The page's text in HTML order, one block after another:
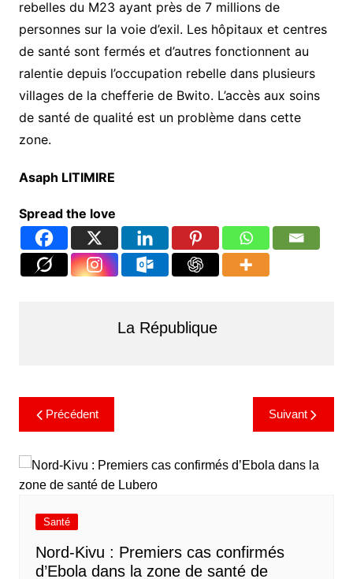
rebelles du M23 ayant près de 7 millions de
personnes sur la voie d’exil. Les hôpitaux et centres
de santé sont fermés et d’autres fonctionnent au
ralentie depuis l’occupation rebelle dans plusieurs
villages de la chefferie de Bwito. L’accès aux soins
de santé de qualité est un problème dans cette
zone.
Asaph LITIMIRE
Spread the love
La République
Précédent Suivant
Santé
Nord-Kivu : Premiers cas confirmés
d’Ebola dans la zone de santé de